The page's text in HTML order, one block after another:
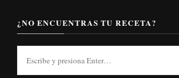
¿NO ENCUENTRAS TU RECETA?